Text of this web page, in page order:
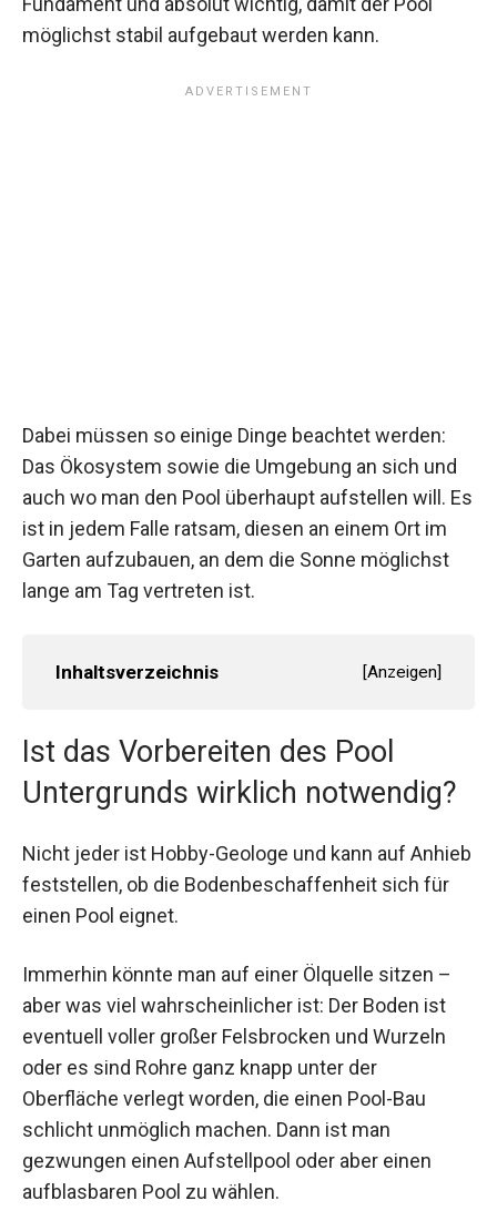
möglichst stabil aufgebaut werden kann.
Dabei müssen so einige Dinge beachtet werden:
Das Ökosystem sowie die Umgebung an sich und
auch wo man den Pool überhaupt aufstellen will. Es
ist in jedem Falle ratsam, diesen an einem Ort im
Garten aufzubauen, an dem die Sonne möglichst
lange am Tag vertreten ist.
Inhaltsverzeichnis [Anzeigen]
Ist das Vorbereiten des Pool
Untergrunds wirklich notwendig?
Nicht jeder ist Hobby-Geologe und kann auf Anhieb
feststellen, ob die Bodenbeschaffenheit sich für
einen Pool eignet.
Immerhin könnte man auf einer Ölquelle sitzen –
aber was viel wahrscheinlicher ist: Der Boden ist
eventuell voller großer Felsbrocken und Wurzeln
oder es sind Rohre ganz knapp unter der
Oberfläche verlegt worden, die einen Pool-Bau
schlicht unmöglich machen. Dann ist man
gezwungen einen Aufstellpool oder aber einen
aufblasbaren Pool zu wählen.